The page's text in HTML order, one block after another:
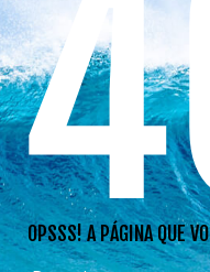
OPSSS! A PÁGINA QUE